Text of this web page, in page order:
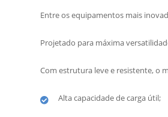
Entre os equipamentos mais
Projetado para máxima
Com estrutura leve e resistente, o
Alta capacidade de carga útil;